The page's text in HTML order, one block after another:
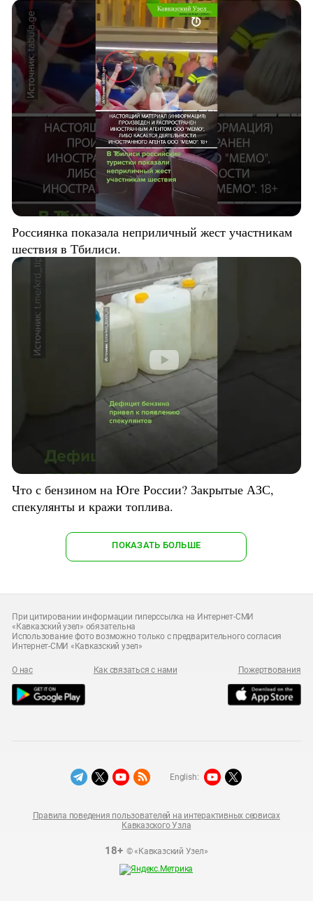
Россиянка показала неприличный жест участникам
шествия в Тбилиси.
Что с бензином на Юге России? Закрытые АЗС,
спекулянты и кражи топлива.
ПОКАЗАТЬ БОЛЬШЕ
При цитировании информации гиперссылка на Интернет-СМИ
«Кавказский узел» обязательна
Использование фото возможно только с предварительного согласия
Интернет-СМИ «Кавказский узел»
О нас Как связаться с нами Пожертвования
18+© «Кавказский Узел»
Правила поведения пользователей на интерактивных сервисах
Кавказского Узла
English: